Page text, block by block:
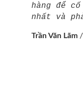
hàng để
nhất và
Trần Văn Lãm